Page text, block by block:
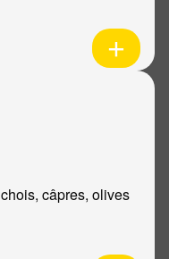
câpres, olives